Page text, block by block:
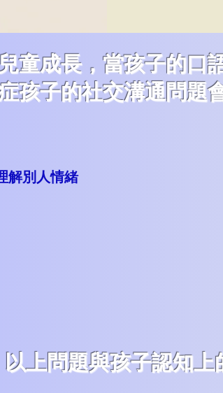
童成長，當孩子的口
孩子的社交溝通問題
解別人情緒
以上問題與孩子認知